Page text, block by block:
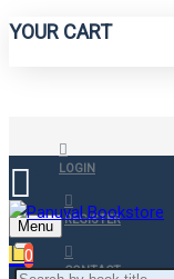
YOUR CART
LOGIN
REGISTER
CONTACT
Menu
0